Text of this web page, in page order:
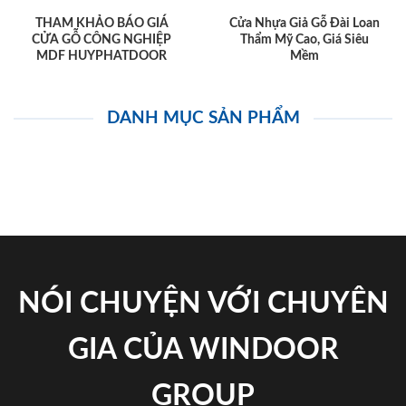
THAM KHẢO BÁO GIÁ
CỬA GỖ CÔNG NGHIỆP
MDF HUYPHATDOOR
Cửa Nhựa Giả Gỗ Đài Loan
Thẩm Mỹ Cao, Giá Siêu
Mềm
DANH MỤC SẢN PHẨM
NÓI CHUYỆN VỚI CHUYÊN
GIA CỦA WINDOOR
GROUP